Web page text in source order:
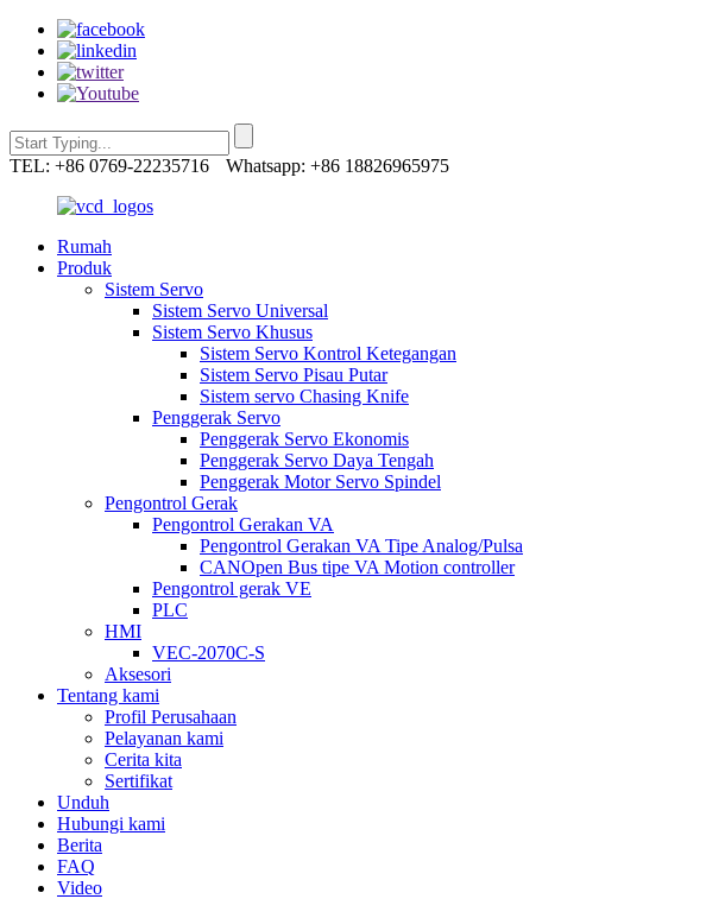
TEL: +86 0769-22235716 Whatsapp: +86 18826965975
Rumah
Produk
Sistem Servo
Sistem Servo Universal
Sistem Servo Khusus
Sistem Servo Kontrol Ketegangan
Sistem Servo Pisau Putar
Sistem servo Chasing Knife
Penggerak Servo
Penggerak Servo Ekonomis
Penggerak Servo Daya Tengah
Penggerak Motor Servo Spindel
Pengontrol Gerak
Pengontrol Gerakan VA
Pengontrol Gerakan VA Tipe Analog/Pulsa
CANOpen Bus tipe VA Motion controller
Pengontrol gerak VE
PLC
HMI
VEC-2070C-S
Aksesori
Tentang kami
Profil Perusahaan
Pelayanan kami
Cerita kita
Sertifikat
Unduh
Hubungi kami
Berita
FAQ
Video